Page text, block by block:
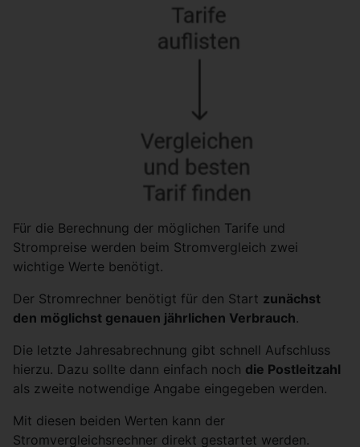
Für die Berechnung der möglichen Tarife und
Strompreise werden beim Stromvergleich zwei
wichtige Werte benötigt.
Der Stromrechner benötigt für den Start zunächst
den möglichst genauen jährlichen Verbrauch.
Die letzte Jahresabrechnung gibt schnell Aufschluss
hierzu. Dazu sollte dann einfach noch die Postleitzahl
als zweite notwendige Angabe eingegeben werden.
Mit diesen beiden Werten kann der
Stromvergleichsrechner direkt gestartet werden.